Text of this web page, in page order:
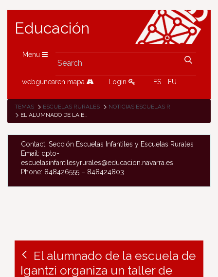
Educación
Menu
webgunearen mapa Login ES EU
TEMAS ESCUELAS RURALES
NOTICIAS ESCUELAS RURALES
EL ALUMNADO DE LA ESCUELA DE IGANTZI ORGANIZA UN TALLER DE COCINA
Contact: Sección Escuelas Infantiles y Escuelas Rurales
Email: dpto-
escuelasinfantilesyrurales@educacion.navarra.es
Phone: 848426555 – 848424803
El alumnado de la escuela de
Igantzi organiza un taller de